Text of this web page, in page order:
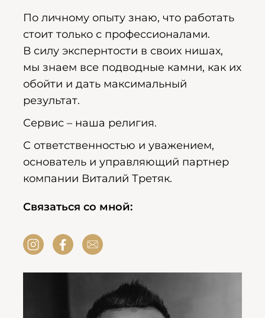
По личному опыту знаю, что работать
стоит только с профессионалами.
В силу экспернтости в своих нишах,
мы знаем все подводные камни, как их
обойти и дать максимальный
результат.
Сервис – наша религия.
С ответственностью и уважением,
основатель и управляющий партнер
компании Виталий Третяк.
Связаться со мной: